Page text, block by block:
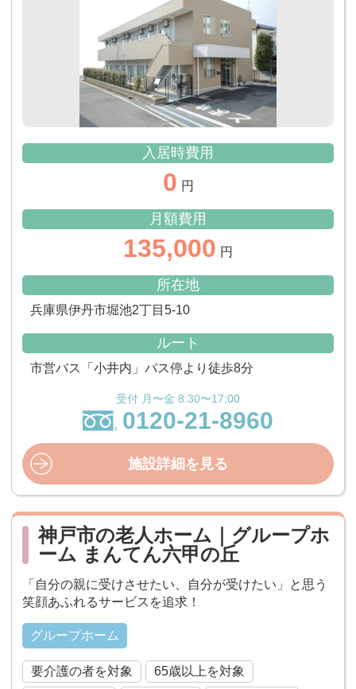
入居時費用
0 円
月額費用
135,000 円
所在地
兵庫県伊丹市堀池2丁目5-10
ルート
市営バス「小井内」バス停より徒歩8分
受付 月〜金 8:30〜17:00
0120-21-8960
施設詳細を見る
神戸市の老人ホーム｜グループホ
ーム まんてん六甲の丘
「自分の親に受けさせたい、自分が受けたい」と思う
笑顔あふれるサービスを追求！
グループホーム
要介護の者を対象
65歳以上を対象